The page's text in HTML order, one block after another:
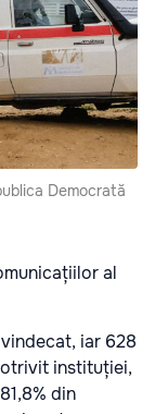
Democrată
al
iar 628
instituției,
din